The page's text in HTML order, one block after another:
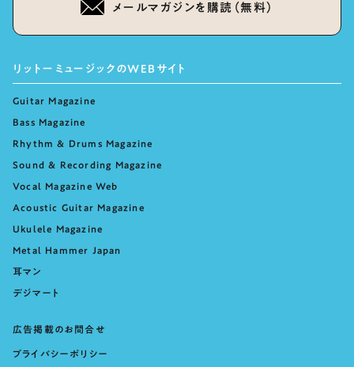
メールマガジンを購読（無料）
リットーミュージックのWEBサイト
Guitar Magazine
Bass Magazine
Rhythm & Drums Magazine
Sound & Recording Magazine
Vocal Magazine Web
Acoustic Guitar Magazine
Ukulele Magazine
Metal Hammer Japan
耳マン
デジマート
広告掲載のお問合せ
プライバシーポリシー